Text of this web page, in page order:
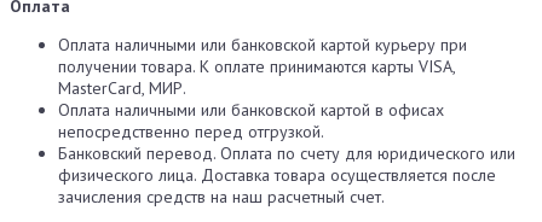
Оплата
Оплата наличными или банковской картой курьеру при
получении товара. К оплате принимаются карты VISA,
MasterCard, МИР.
Оплата наличными или банковской картой в офисах
непосредственно перед отгрузкой.
Банковский перевод. Оплата по счету для юридического или
физического лица. Доставка товара осуществляется после
зачисления средств на наш расчетный счет.